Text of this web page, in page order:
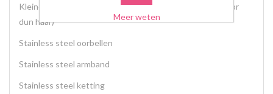
Kleine, middelgrote en grote haarspeld (ook geschikt voor
dun haar)
Stainless steel oorbellen
Stainless steel armband
Stainless steel ketting
Meer weten